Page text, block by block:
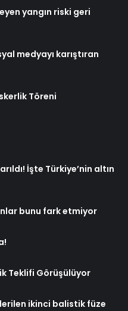
yangın riski geri
medyayı karıştıran
Töreni
İşte Türkiye’nin altın
bunu fark etmiyor
Teklifi Görüşülüyor
ikinci balistik füze